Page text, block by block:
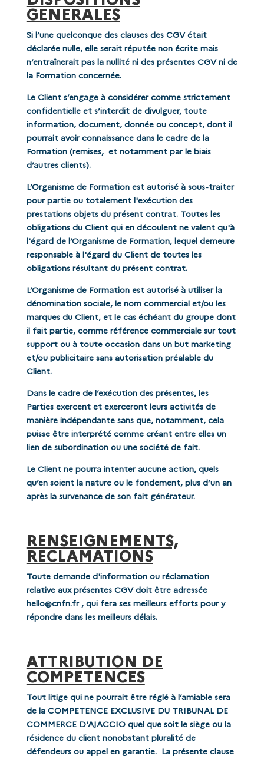
GENERALES
Si l’une quelconque des clauses des CGV était
déclarée nulle, elle serait réputée non écrite mais
n’entraînerait pas la nullité ni des présentes CGV ni de
la Formation concernée.
Le Client s’engage à considérer comme strictement
confidentielle et s’interdit de divulguer, toute
information, document, donnée ou concept, dont il
pourrait avoir connaissance dans le cadre de la
Formation (remises, et notamment par le biais
d’autres clients).
L’Organisme de Formation est autorisé à sous-traiter
pour partie ou totalement l'exécution des
prestations objets du présent contrat. Toutes les
obligations du Client qui en découlent ne valent qu'à
l'égard de l’Organisme de Formation, lequel demeure
responsable à l'égard du Client de toutes les
obligations résultant du présent contrat.
L’Organisme de Formation est autorisé à utiliser la
dénomination sociale, le nom commercial et/ou les
marques du Client, et le cas échéant du groupe dont
il fait partie, comme référence commerciale sur tout
support ou à toute occasion dans un but marketing
et/ou publicitaire sans autorisation préalable du
Client.
Dans le cadre de l’exécution des présentes, les
Parties exercent et exerceront leurs activités de
manière indépendante sans que, notamment, cela
puisse être interprété comme créant entre elles un
lien de subordination ou une société de fait.
Le Client ne pourra intenter aucune action, quels
qu’en soient la nature ou le fondement, plus d’un an
après la survenance de son fait générateur.
RENSEIGNEMENTS,
RECLAMATIONS
Toute demande d'information ou réclamation
relative aux présentes CGV doit être adressée
hello@cnfn.fr , qui fera ses meilleurs efforts pour y
répondre dans les meilleurs délais.
ATTRIBUTION DE
COMPETENCES
Tout litige qui ne pourrait être réglé à l’amiable sera
de la COMPETENCE EXCLUSIVE DU TRIBUNAL DE
COMMERCE D'AJACCIO quel que soit le siège ou la
résidence du client nonobstant pluralité de
défendeurs ou appel en garantie. La présente clause